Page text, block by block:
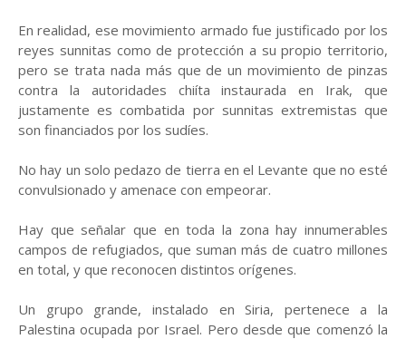
En realidad, ese movimiento armado fue justificado por los
reyes sunnitas como de protección a su propio territorio,
pero se trata nada más que de un movimiento de pinzas
contra la autoridades chiíta instaurada en Irak, que
justamente es combatida por sunnitas extremistas que
son financiados por los sudíes.
No hay un solo pedazo de tierra en el Levante que no esté
convulsionado y amenace con empeorar.
Hay que señalar que en toda la zona hay innumerables
campos de refugiados, que suman más de cuatro millones
en total, y que reconocen distintos orígenes.
Un grupo grande, instalado en Siria, pertenece a la
Palestina ocupada por Israel. Pero desde que comenzó la